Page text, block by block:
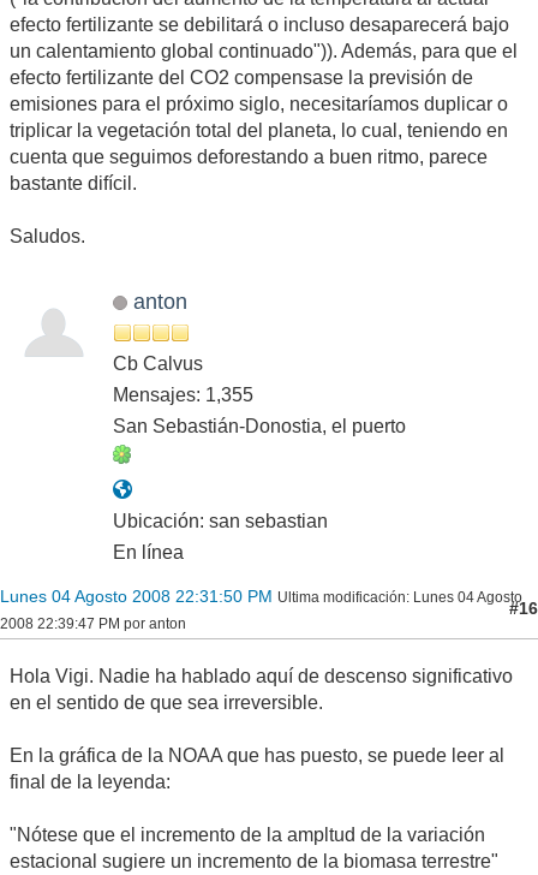
efecto fertilizante se debilitará o incluso desaparecerá bajo
un calentamiento global continuado")). Además, para que el
efecto fertilizante del CO2 compensase la previsión de
emisiones para el próximo siglo, necesitaríamos duplicar o
triplicar la vegetación total del planeta, lo cual, teniendo en
cuenta que seguimos deforestando a buen ritmo, parece
bastante difícil.
Saludos.
anton
Cb Calvus
Mensajes: 1,355
San Sebastián-Donostia, el puerto
Ubicación: san sebastian
En línea
Lunes 04 Agosto 2008 22:31:50 PM Ultima modificación: Lunes 04 Agosto
2008 22:39:47 PM por anton
#16
Hola Vigi. Nadie ha hablado aquí de descenso significativo
en el sentido de que sea irreversible.
En la gráfica de la NOAA que has puesto, se puede leer al
final de la leyenda:
"Nótese que el incremento de la ampltud de la variación
estacional sugiere un incremento de la biomasa terrestre"